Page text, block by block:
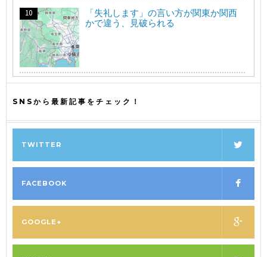
「失礼します」の言い方が関東か関西
かで違う、見破られる
SNSから最新記事をチェック！
TWITTER
FACEBOOK
GOOGLE+